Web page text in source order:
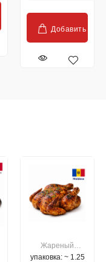
Добавить
Жареный
цыпленок
упаковка: ~ 1.25